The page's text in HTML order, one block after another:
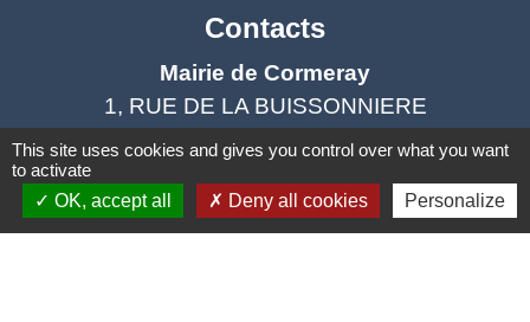
Contacts
Mairie de Cormeray
1, RUE DE LA BUISSONNIERE
41120 Cormeray - FRANCE
Contact par formulaire
This site uses cookies and gives you control over what you want
to activate
OK, accept all
Deny all cookies Personalize